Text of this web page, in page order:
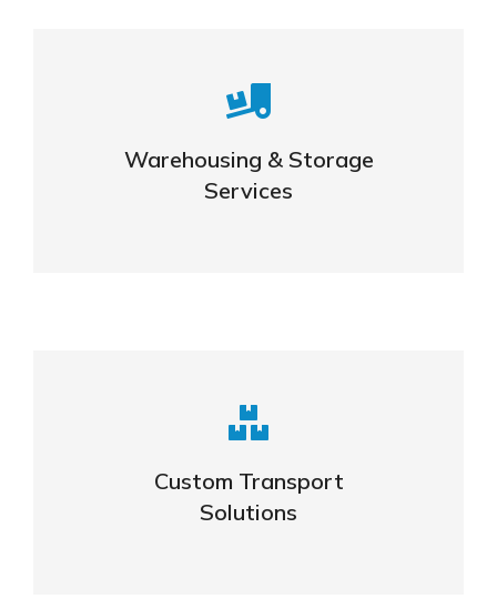
Warehousing & Storage
Services
Careful storage of your goods
VIEW DETAILS
Custom Transport
Solutions
Complex logistic solutions for your
VIEW DETAILS